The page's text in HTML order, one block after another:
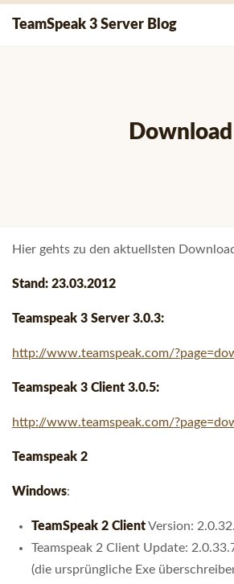
TeamSpeak 3 Server Blog
Download
Hier gehts zu den aktuellsten
Stand: 23.03.2012
Teamspeak 3 Server 3.0.3:
http://www.teamspeak.com/
Teamspeak 3 Client 3.0.5:
http://www.teamspeak.com/
Teamspeak 2
Windows:
TeamSpeak 2 ClientVersion:
Teamspeak 2 Client Update: 2.0.33.7
(die ursprüngliche Exe